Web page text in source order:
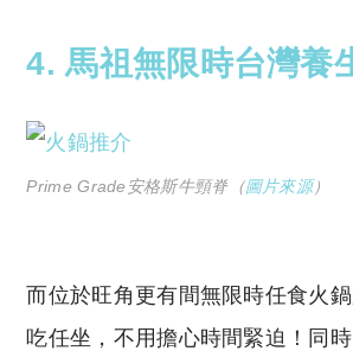
4. 馬祖無限時台灣養
Prime Grade安格斯牛頸脊（圖片來源）
而位於旺角更有間無限時任食火
吃任坐，不用擔心時間緊迫！同